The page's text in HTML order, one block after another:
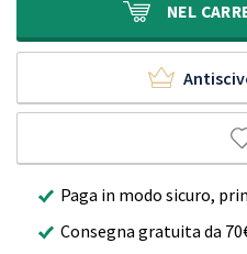
NEL
Paga in modo sicuro,
Consegna gratuita da